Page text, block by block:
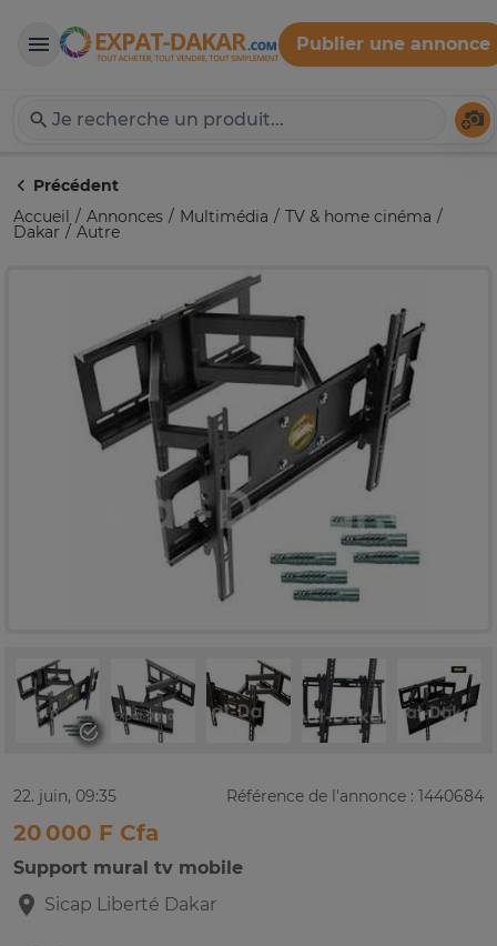
Expat-Dakar
Publier une annonce
Précédent
Accueil
Annonces Multimédia TV & home cinéma
Dakar Autre
22. juin, 09:35 Référence de l'annonce : 1440684
20 000 F Cfa
Support mural tv mobile
Sicap Liberté Dakar